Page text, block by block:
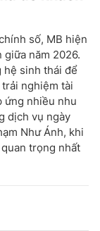
số, MB hiện
năm 2026.
hệ sinh thái để
nghiệm tài
ứng nhiều nhu
dịch vụ ngày
Như Ánh, khi
trọng nhất